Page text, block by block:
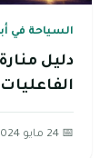
السياحة في
دليل
الفاعليات
📅 24 مايو 2024